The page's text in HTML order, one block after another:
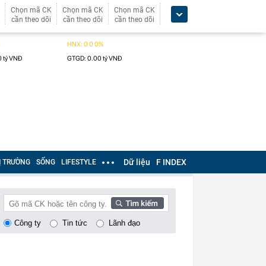
Chọn mã CK
cần theo dõi
Chọn mã CK
cần theo dõi
Chọn mã CK
cần theo dõi
TRƯỜNG SỐNG LIFESTYLE Dữ liệu F INDEX
Công ty Tin tức Lãnh đạo